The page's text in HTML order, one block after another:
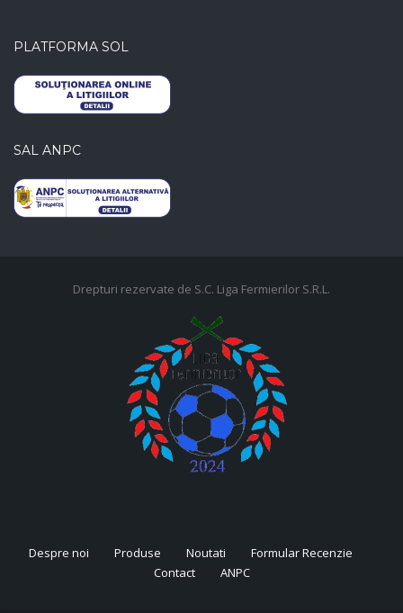
PLATFORMA SOL
SAL ANPC
Drepturi rezervate de S.C. Liga Fermierilor S.R.L.
Despre noi Produse Noutati
Formular Recenzie
Contact
ANPC